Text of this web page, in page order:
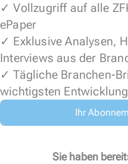
✓ Vollzugriff auf alle
ePaper
✓ Exklusive Analysen,
Interviews aus der
✓ Tägliche Branchen-
wichtigsten
Ihr
Sie haben